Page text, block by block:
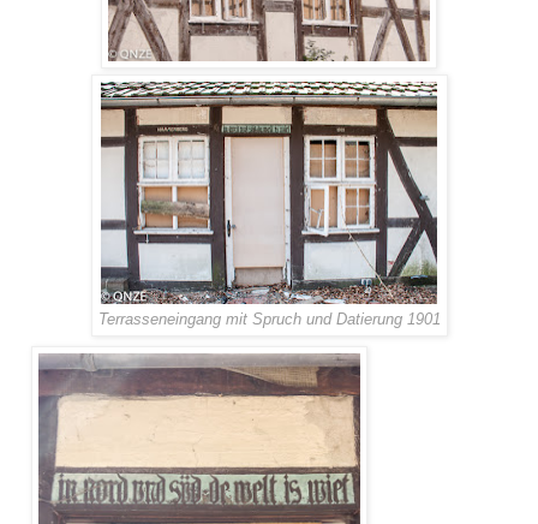
Terrasseneingang mit Spruch und Datierung 1901